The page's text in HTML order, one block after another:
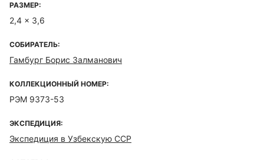
РАЗМЕР:
2,4 x 3,6
СОБИРАТЕЛЬ:
Гамбург Борис Залманович
КОЛЛЕКЦИОННЫЙ НОМЕР:
РЭМ 9373-53
ЭКСПЕДИЦИЯ:
Экспедиция в Узбекскую ССР